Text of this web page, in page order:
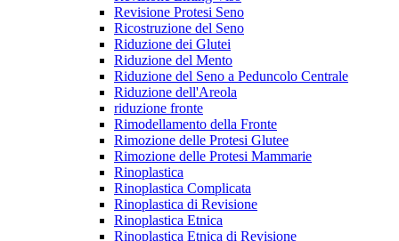
Revisione Protesi Seno
Ricostruzione del Seno
Riduzione dei Glutei
Riduzione del Mento
Riduzione del Seno a Peduncolo Centrale
Riduzione dell'Areola
riduzione fronte
Rimodellamento della Fronte
Rimozione delle Protesi Glutee
Rimozione delle Protesi Mammarie
Rinoplastica
Rinoplastica Complicata
Rinoplastica di Revisione
Rinoplastica Etnica
Rinoplastica Etnica di Revisione